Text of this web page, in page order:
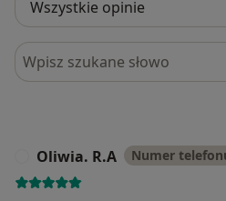
Szukaj w opiniach
Oliwia. R.A Numer